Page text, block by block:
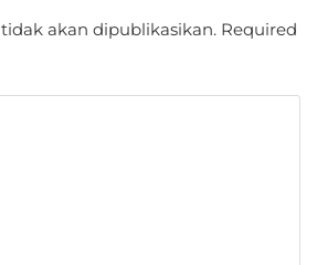
akan dipublikasikan. Required